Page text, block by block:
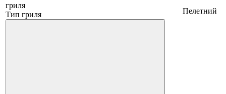
гриля
Тип гриля
Пелетний